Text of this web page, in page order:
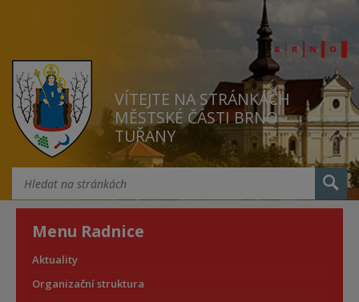
VÍTEJTE NA STRÁNKÁCH
MĚSTSKÉ ČÁSTI BRNO
TUŘANY
Menu Radnice
Aktuality
Organizační struktura